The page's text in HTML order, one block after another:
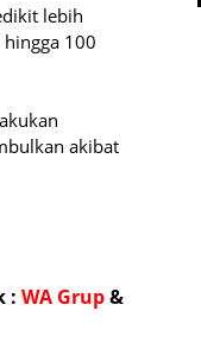
lebih
100
akibat
: WA Grup&